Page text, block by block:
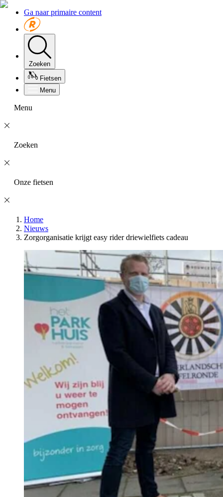
Ga naar primaire content
Zoeken
Fietsen
Menu
Menu
Zoeken
Onze fietsen
Home
Nieuws
Zorgorganisatie krijgt easy rider driewielfiets cadeau